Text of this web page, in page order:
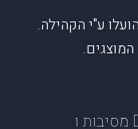
ע"י הקהילה.